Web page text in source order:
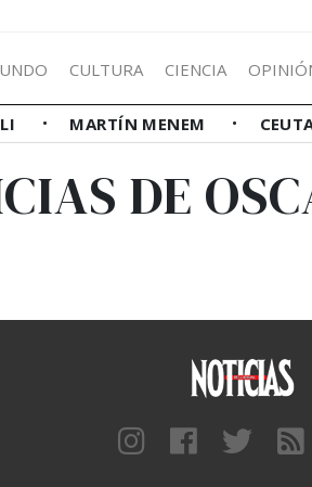
CULTURA CIENCIA
MARTÍN MENEM
DE